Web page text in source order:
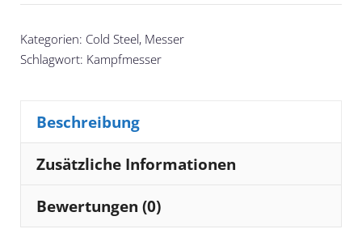
Kategorien: Cold Steel, Messer
Schlagwort: Kampfmesser
Beschreibung
Zusätzliche Informationen
Bewertungen (0)